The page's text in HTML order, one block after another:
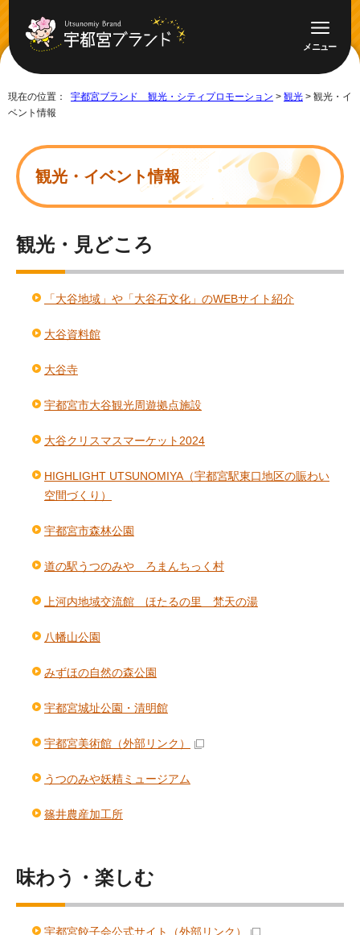
メニュー
現在の位置： 宇都宮ブランド 観光・シティプロモーション > 観光 > 観光・イ
ベント情報
観光・イベント情報
観光・見どころ
「大谷地域」や「大谷石文化」のWEBサイト紹介
大谷資料館
大谷寺
宇都宮市大谷観光周遊拠点施設
大谷クリスマスマーケット2024
HIGHLIGHT UTSUNOMIYA（宇都宮駅東口地区の賑わい
空間づくり）
宇都宮市森林公園
道の駅うつのみや ろまんちっく村
上河内地域交流館 ほたるの里 梵天の湯
八幡山公園
みずほの自然の森公園
宇都宮城址公園・清明館
宇都宮美術館 （外部リンク）
うつのみや妖精ミュージアム
篠井農産加工所
味わう・楽しむ
宇都宮餃子会公式サイト （外部リンク）